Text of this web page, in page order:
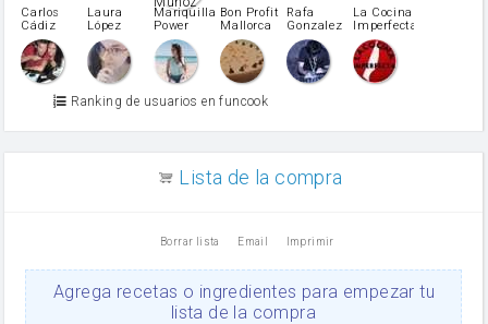
pimiento verde
miel
vino blanco
Azúcar glass
Azúcar moreno
Zumo de limón
arroz
Ajos
orégano
Carlos
Cádiz
Laura
López
Martínez
Mariquilla
Power
Bon Profit
Mallorca
Rafa
Gonzalez
La Cocina
Imperfecta
Ranking de usuarios en funcook
Lista de la compra
Borrar lista Email Imprimir
Agrega recetas o ingredientes para empezar tu
lista de la compra